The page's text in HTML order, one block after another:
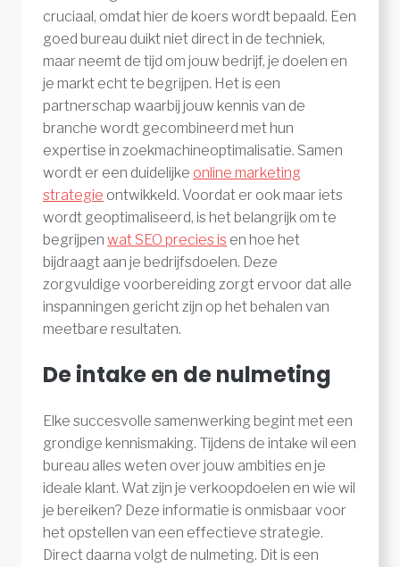
cruciaal, omdat hier de koers wordt bepaald. Een
goed bureau duikt niet direct in de techniek,
maar neemt de tijd om jouw bedrijf, je doelen en
je markt echt te begrijpen. Het is een
partnerschap waarbij jouw kennis van de
branche wordt gecombineerd met hun
expertise in zoekmachineoptimalisatie. Samen
wordt er een duidelijke online marketing
strategie ontwikkeld. Voordat er ook maar iets
wordt geoptimaliseerd, is het belangrijk om te
begrijpen wat SEO precies is en hoe het
bijdraagt aan je bedrijfsdoelen. Deze
zorgvuldige voorbereiding zorgt ervoor dat alle
inspanningen gericht zijn op het behalen van
meetbare resultaten.
De intake en de nulmeting
Elke succesvolle samenwerking begint met een
grondige kennismaking. Tijdens de intake wil een
bureau alles weten over jouw ambities en je
ideale klant. Wat zijn je verkoopdoelen en wie wil
je bereiken? Deze informatie is onmisbaar voor
het opstellen van een effectieve strategie.
Direct daarna volgt de nulmeting. Dit is een